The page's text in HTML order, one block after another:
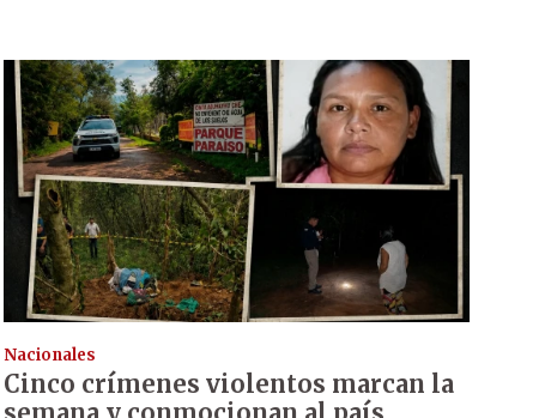
Nacionales
Cinco crímenes violentos marcan la